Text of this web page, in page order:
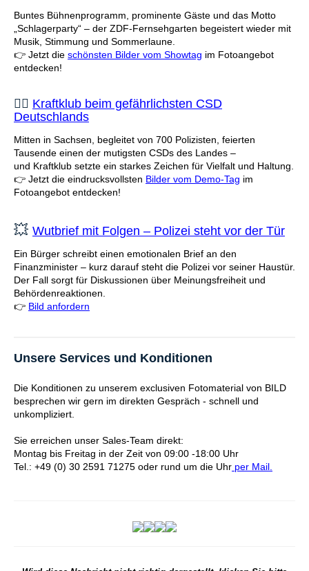
Buntes Bühnenprogramm, prominente Gäste und das Motto
„Schlagerparty“ – der ZDF-Fernsehgarten begeistert wieder mit
Musik, Stimmung und Sommerlaune.
👉 Jetzt die schönsten Bilder vom Showtag im Fotoangebot
entdecken!
🏳️‍🌈 Kraftklub beim gefährlichsten CSD
Deutschlands
Mitten in Sachsen, begleitet von 700 Polizisten, feierten
Tausende einen der mutigsten CSDs des Landes –
und Kraftklub setzte ein starkes Zeichen für Vielfalt und Haltung.
👉 Jetzt die eindrucksvollsten Bilder vom Demo-Tag im
Fotoangebot entdecken!
💥 Wutbrief mit Folgen – Polizei steht vor der Tür
Ein Bürger schreibt einen emotionalen Brief an den
Finanzminister – kurz darauf steht die Polizei vor seiner Haustür.
Der Fall sorgt für Diskussionen über Meinungsfreiheit und
Behördenreaktionen.
👉 Bild anfordern
Unsere Services und Konditionen
Die Konditionen zu unserem exclusiven Fotomaterial von BILD
besprechen wir gern im direkten Gespräch - schnell und
unkompliziert.
Sie erreichen unser Sales-Team direkt:
Montag bis Freitag in der Zeit von 09:00 -18:00 Uhr
Tel.: +49 (0) 30 2591 71275 oder rund um die Uhr per Mail.